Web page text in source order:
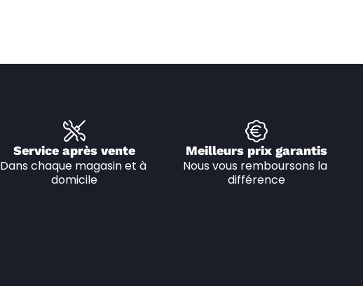
Service après vente
Dans chaque magasin et à
domicile
Meilleurs prix garantis
Nous vous remboursons la
différence